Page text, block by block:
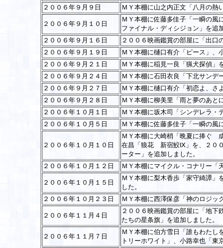
２００６年９月９日
ＭＹ本棚に山之内正文「八月の
２００６年９月１０日
ＭＹ本棚に佐藤多佳子「一瞬の
ファイナル・ディシジョン」を追
２００６年９月１６日
２００６映画鑑賞の部屋に「出口
２００６年９月１９日
ＭＹ本棚に樋口有介「ピース」、
２００６年９月２１日
ＭＹ本棚に稲見一良「猟犬探偵」
２００６年９月２４日
ＭＹ本棚に石田衣良「下北サンデ
２００６年９月２７日
ＭＹ本棚に樋口有介「初恋よ、さ
２００６年９月２８日
ＭＹ本棚に柳美里「雨と夢のあと
２００６年１０月１日
ＭＹ本棚に坂木司「シンデレラ・
２００６年１０月５日
ＭＹ本棚に佐藤多佳子「一瞬の
２００６年１０月１０日
ＭＹ本棚に大崎梢「晩夏に捧ぐ
在昌「狼花 新宿鮫Ⅸ」を、２００
ーター」を追加しました。
２００６年１０月１２日
ＭＹ本棚にマイクル・コナリー「
２００６年１０月１５日
ＭＹ本棚に梨木香歩「家守綺譚」
した。
２００６年１０月２３日
ＭＹ本棚に西澤保彦「神のロジ
２００６年１１月４日
２００６映画鑑賞の部屋に「地下
たちの星条旗」を追加しました。
２００６年１１月７日
ＭＹ本棚に伯方雪日「誰もわたし
トリーホワイト」、小路幸也「東